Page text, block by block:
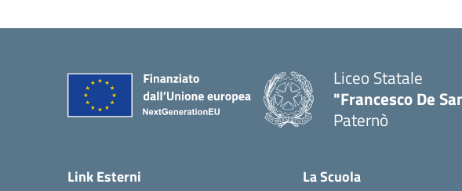
Liceo Statale
"Francesco De
Paternò
Link Esterni La Scuola